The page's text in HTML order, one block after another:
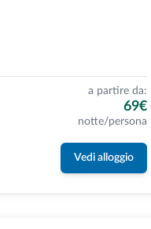
a partire da:
69€
notte/persona
Vedi alloggio